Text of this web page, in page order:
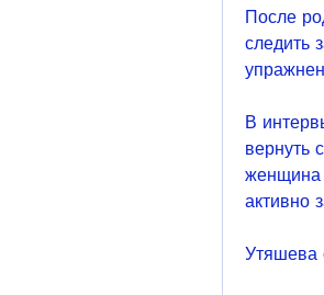
После
следить
В
вернуть
женщина
активно
Утяшева